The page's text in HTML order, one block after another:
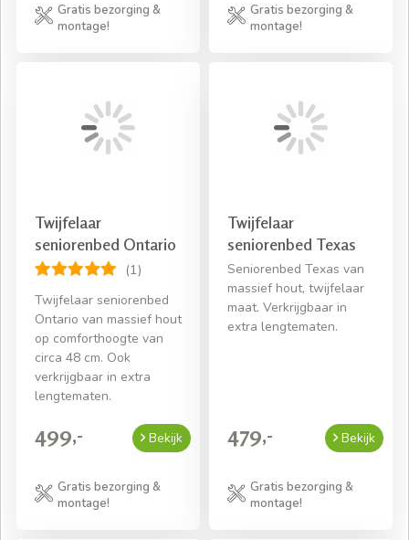
Gratis bezorging &
montage!
Gratis bezorging &
montage!
Twijfelaar
seniorenbed Ontario
(1)
Twijfelaar seniorenbed
Ontario van massief hout
op comforthoogte van
circa 48 cm. Ook
verkrijgbaar in extra
lengtematen.
499,- Bekijk
Gratis bezorging &
montage!
Twijfelaar
seniorenbed Texas
Seniorenbed Texas van
massief hout, twijfelaar
maat. Verkrijgbaar in
extra lengtematen.
479,- Bekijk
Gratis bezorging &
montage!